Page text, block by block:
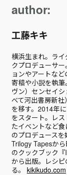
author:
工藤キキ
横浜生まれ。ラ
クプロデューサ
ョンやアートな
寄稿や小説を執
ヴン）センセイ
べて河出書房新
を移す。2014年
をスタート。レ
たイベントなど
のプロデュース
Trilogy Tapesか
のクックブック
から出版。レシ
る。 kikikudo.com